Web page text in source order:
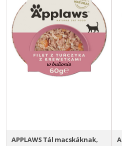
APPLAWS Tál macskáknak,